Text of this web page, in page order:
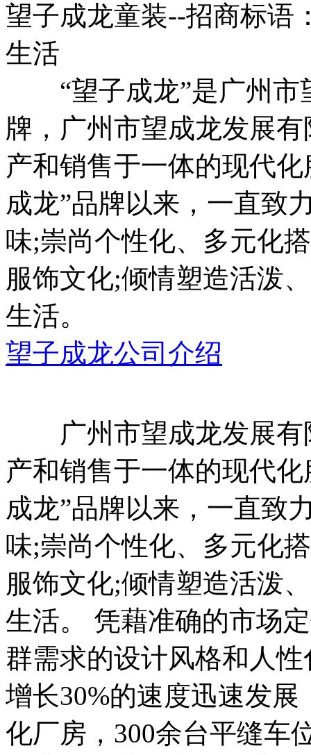
望子成龙童装--招商标语
生活
“望子成龙”是广州市
牌，广州市望成龙发展
产和销售于一体的现代
成龙”品牌以来，一直致
味;崇尚个性化、多元化
服饰文化;倾情塑造活泼
生活。
望子成龙公司介绍
广州市望成龙发展有
产和销售于一体的现代
成龙”品牌以来，一直致
味;崇尚个性化、多元化
服饰文化;倾情塑造活泼
生活。 凭藉准确的市场
群需求的设计风格和人
增长30%的速度迅速发
化厂房，300余台平缝车